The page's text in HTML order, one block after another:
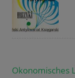
Okonomisches